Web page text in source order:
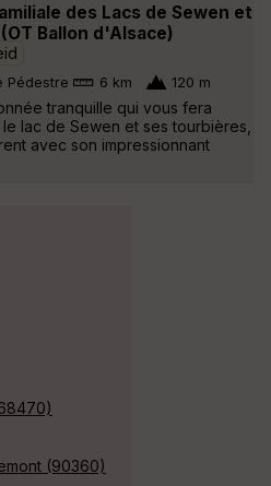
des Lacs de Sewen et
Ballon d'Alsace)
Pédestre 6 km 120 m
tranquille qui vous fera
lac de Sewen et ses tourbières,
avec son impressionnant
(90360)